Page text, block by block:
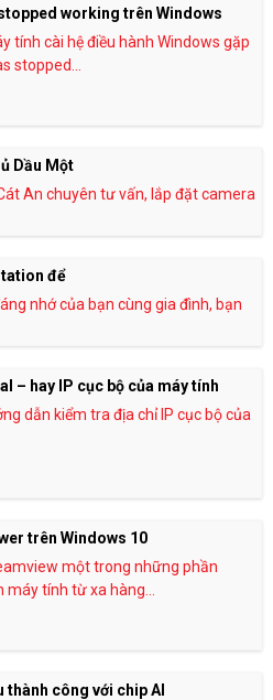
working trên Windows
tính cài hệ điều hành Windows gặp
stopped...
Dầu Một
An chuyên tư vấn, lắp đặt camera
để
nhớ của bạn cùng gia đình, bạn
– hay IP cục bộ của máy tính
dẫn kiểm tra địa chỉ IP cục bộ của
trên Windows 10
một trong những phần
tính từ xa hàng...
thành công với chip AI